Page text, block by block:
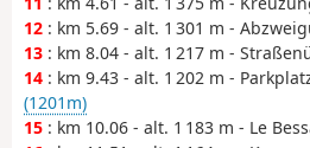
12 : km 5.69 - alt. 1 301 m -
13 : km 8.04 - alt. 1 217 m -
14 : km 9.43 - alt. 1 202 m -
(1201m)
15 : km 10.06 - alt. 1 183 m - Le